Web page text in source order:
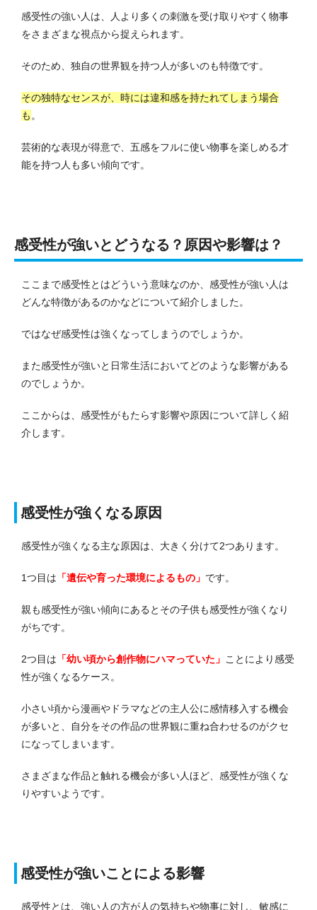
感受性の強い人は、人より多くの刺激を受け取りやすく物事
をさまざまな視点から捉えられます。
そのため、独自の世界観を持つ人が多いのも特徴です。
その独特なセンスが、時には違和感を持たれてしまう場合
も 。
芸術的な表現が得意で、五感をフルに使い物事を楽しめる才
能を持つ人も多い傾向です。
感受性が強いとどうなる？原因や影響は？
ここまで感受性とはどういう意味なのか、感受性が強い人は
どんな特徴があるのかなどについて紹介しました。
ではなぜ感受性は強くなってしまうのでしょうか。
また感受性が強いと日常生活においてどのような影響がある
のでしょうか。
ここからは、感受性がもたらす影響や原因について詳しく紹
介します。
感受性が強くなる原因
感受性が強くなる主な原因は、大きく分けて2つあります。
1つ目は 「遺伝や育った環境によるもの」 です。
親も感受性が強い傾向にあるとその子供も感受性が強くなり
がちです。
2つ目は 「幼い頃から創作物にハマっていた」 ことにより感受
性が強くなるケース。
小さい頃から漫画やドラマなどの主人公に感情移入する機会
が多いと、自分をその作品の世界観に重ね合わせるのがクセ
になってしまいます。
さまざまな作品と触れる機会が多い人ほど、感受性が強くな
りやすいようです。
感受性が強いことによる影響
感受性とは、強い人の方が人の気持ちや物事に対し、敏感に